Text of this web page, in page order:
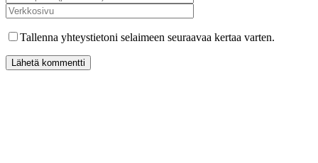
Tallenna yhteystietoni selaimeen seuraavaa kertaa varten.